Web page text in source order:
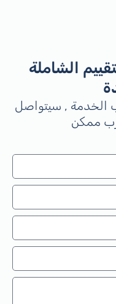
الشاملة
الخدمة , سيتواصل
ممكن